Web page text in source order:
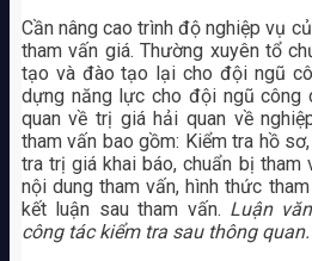
Cần nâng cao trình độ nghiệp vụ
tham vấn giá. Thường xuyên tổ
tạo và đào tạo lại cho đội ngũ
dựng năng lực cho đội ngũ công
quan về trị giá hải quan về
tham vấn bao gồm: Kiểm tra hồ
tra trị giá khai báo, chuẩn bị tham
nội dung tham vấn, hình thức
kết luận sau tham vấn. Luận
công tác kiểm tra sau thông quan.